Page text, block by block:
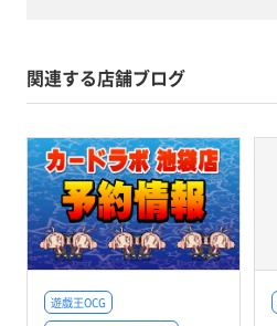
関連する店舗ブログ
遊戯王OCG